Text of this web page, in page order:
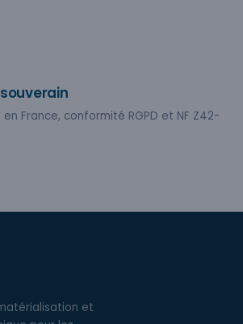
France, conformité RGPD et NF Z42-
et